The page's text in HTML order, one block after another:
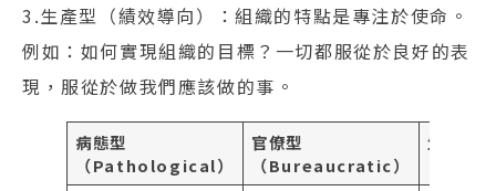
3.生產型（績效導向）：組織的特點是專注於使命。
例如：如何實現組織的目標？一切都服從於良好的表
現，服從於做我們應該做的事。
病態型
（Pathological）
官僚型
（Bureaucratic）
生產型